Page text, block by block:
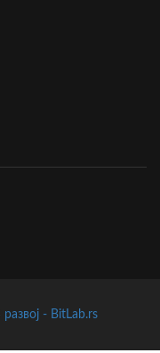
- BitLab.rs